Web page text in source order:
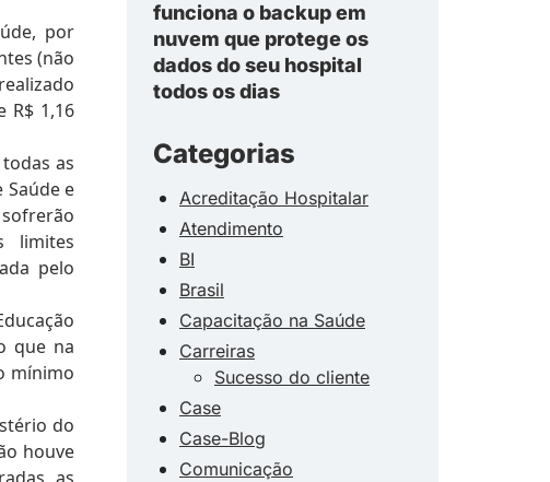
por
(não
R$ 1,16
as
e
limites
pelo
que na
mínimo
do
houve
funciona o backup em
nuvem que protege os
dados do seu hospital
todos os dias
Categorias
Acreditação Hospitalar
Atendimento
BI
Brasil
Capacitação na Saúde
Carreiras
Sucesso do cliente
Case
Case-Blog
Comunicação